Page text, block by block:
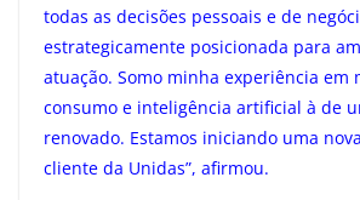
todas as decisões pessoais e de
estrategicamente posicionada para
atuação. Somo minha experiência em
consumo e inteligência artificial à de
renovado. Estamos iniciando uma
cliente da Unidas”, afirmou.